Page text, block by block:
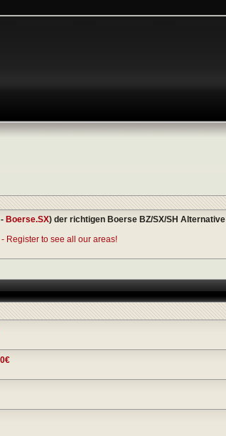
- Boerse.SX) der richtigen Boerse BZ/SX/SH Alternative
Register to see all our areas!